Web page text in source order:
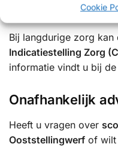
Cookie
Beoordeling en
Bij langdurige zorg kan
Indicatiestelling Zorg
informatie vindt u bij de
Onafhankelijk
Heeft u vragen over
Ooststellingwerf of wilt